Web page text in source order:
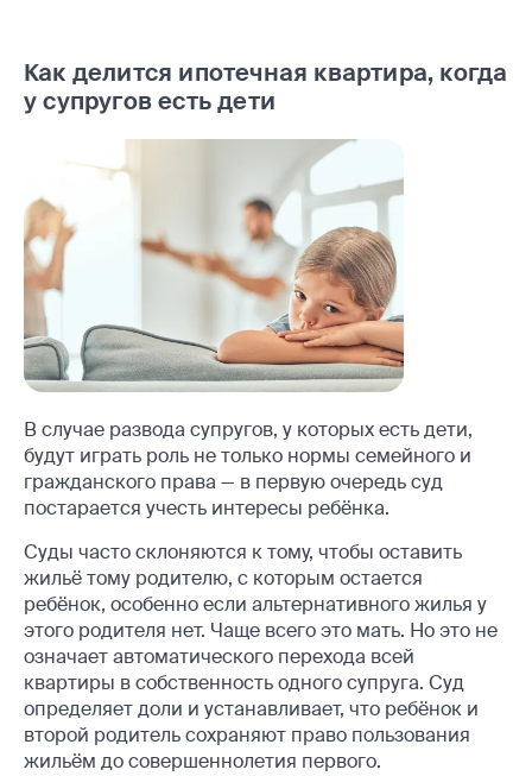
Как делится ипотечная квартира, когда
у супругов есть дети
В случае развода супругов, у которых есть дети,
будут играть роль не только нормы семейного и
гражданского права — в первую очередь суд
постарается учесть интересы ребёнка.
Суды часто склоняются к тому, чтобы оставить
жильё тому родителю, с которым остается
ребёнок, особенно если альтернативного жилья у
этого родителя нет. Чаще всего это мать. Но это не
означает автоматического перехода всей
квартиры в собственность одного супруга. Суд
определяет доли и устанавливает, что ребёнок и
второй родитель сохраняют право пользования
жильём до совершеннолетия первого.